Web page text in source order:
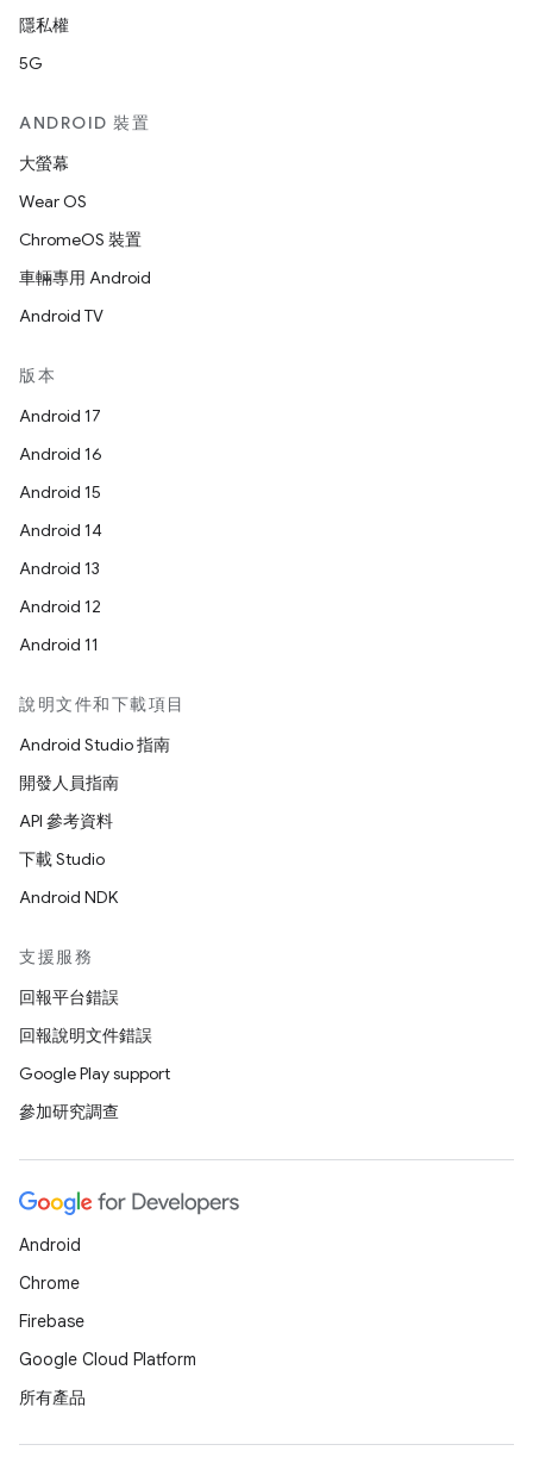
隱私權
5G
ANDROID 裝置
大螢幕
Wear OS
ChromeOS 裝置
車輛專用 Android
Android TV
版本
Android 17
Android 16
Android 15
Android 14
Android 13
Android 12
Android 11
說明文件和下載項目
Android Studio 指南
開發人員指南
API 參考資料
下載 Studio
Android NDK
支援服務
回報平台錯誤
回報說明文件錯誤
Google Play support
參加研究調查
Android
Chrome
Firebase
Google Cloud Platform
所有產品